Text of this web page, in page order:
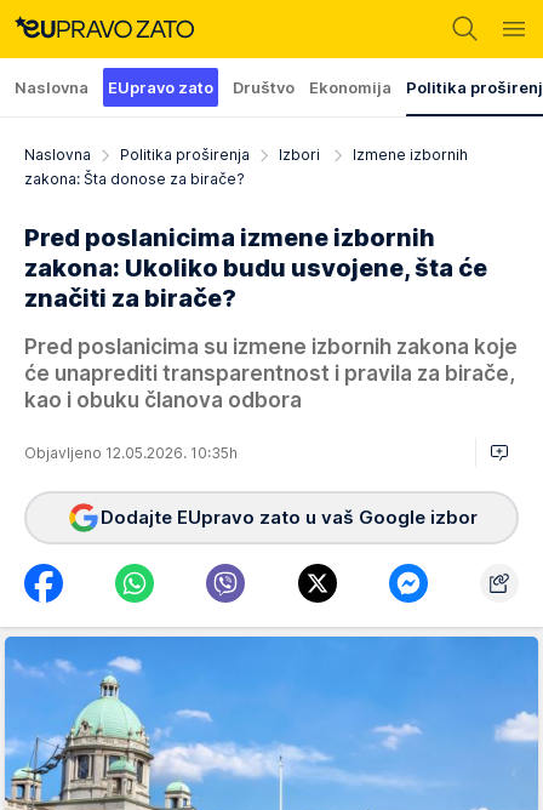
Naslovna EUpravo zato Društvo Ekonomija Politika
Naslovna Politika proširenja Izbori
Izmene izbornih
zakona: Šta donose za birače?
Pred poslanicima izmene izbornih
zakona: Ukoliko budu usvojene, šta će
značiti za birače?
Pred poslanicima su izmene izbornih zakona koje
će unaprediti transparentnost i pravila za birače,
kao i obuku članova odbora
Objavljeno 12.05.2026. 10:35h
Dodajte EUpravo zato u vaš Google izbor